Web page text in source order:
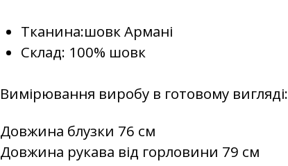
Тканина:шовк Армані
Склад: 100% шовк
Вимірювання виробу в готовому вигляді:
Довжина блузки 76 см
Довжина рукава від горловини 79 см